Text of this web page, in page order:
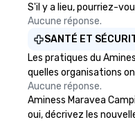
S'il y a lieu, pourriez-
Aucune réponse.
SANTÉ ET
Les pratiques du
quelles organisations
Aucune réponse.
Aminess Maravea
oui, décrivez les